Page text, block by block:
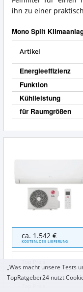
ihn zu einer
Mono Split
Artikel
Energieeffizienz
Funktion
Kühlleistung
für Raumgrößen
LG
Mono-
Split-
Klimaanlage
Libero
WZ24
Angebote:
ca. 1.542 €
KOSTENLOSE LIEFERUNG
„Was macht unsere Tests
TopRatgeber24 nutzt